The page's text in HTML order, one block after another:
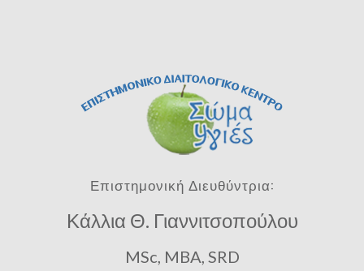
Επιστημονική Διευθύντρια:
Κάλλια Θ. Γιαννιτσοπούλου
MSc, MBA, SRD